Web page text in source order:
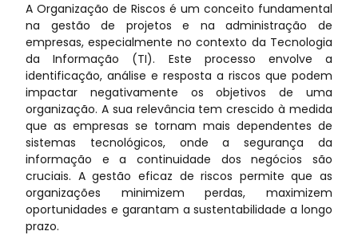
A Organização de Riscos é um conceito fundamental
na gestão de projetos e na administração de
empresas, especialmente no contexto da Tecnologia
da Informação (TI). Este processo envolve a
identificação, análise e resposta a riscos que podem
impactar negativamente os objetivos de uma
organização. A sua relevância tem crescido à medida
que as empresas se tornam mais dependentes de
sistemas tecnológicos, onde a segurança da
informação e a continuidade dos negócios são
cruciais. A gestão eficaz de riscos permite que as
organizações minimizem perdas, maximizem
oportunidades e garantam a sustentabilidade a longo
prazo.